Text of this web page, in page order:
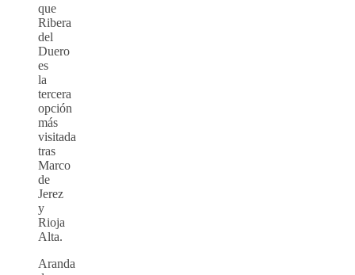
que
Ribera
del
Duero
es
la
tercera
opción
más
visitada
tras
Marco
de
Jerez
y
Rioja
Alta.
Aranda